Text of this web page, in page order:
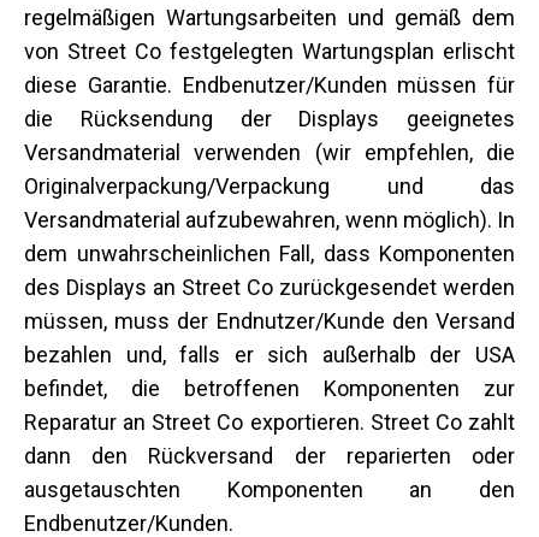
regelmäßigen Wartungsarbeiten und gemäß dem
von Street Co festgelegten Wartungsplan erlischt
diese Garantie. Endbenutzer/Kunden müssen für
die Rücksendung der Displays geeignetes
Versandmaterial verwenden (wir empfehlen, die
Originalverpackung/Verpackung und das
Versandmaterial aufzubewahren, wenn möglich). In
dem unwahrscheinlichen Fall, dass Komponenten
des Displays an Street Co zurückgesendet werden
müssen, muss der Endnutzer/Kunde den Versand
bezahlen und, falls er sich außerhalb der USA
befindet, die betroffenen Komponenten zur
Reparatur an Street Co exportieren. Street Co zahlt
dann den Rückversand der reparierten oder
ausgetauschten Komponenten an den
Endbenutzer/Kunden.